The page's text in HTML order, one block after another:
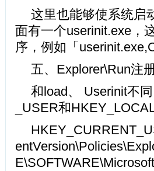
这里也能够使系统启
面有一个userinit.exe，
序，例如「
五、Explorer\Run注
和load、 Userinit不
_USER和